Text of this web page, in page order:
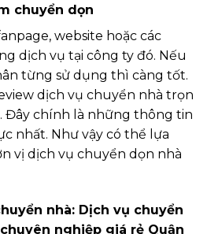
chuyển dọn
website hoặc các
dịch vụ tại công ty đó. Nếu
từng sử dụng thì càng tốt.
dịch vụ chuyển nhà trọn
Đây chính là những thông tin
nhất. Như vậy có thể lựa
vị dịch vụ chuyển dọn nhà
nhà: Dịch vụ chuyển
nghiệp giá rẻ Quận